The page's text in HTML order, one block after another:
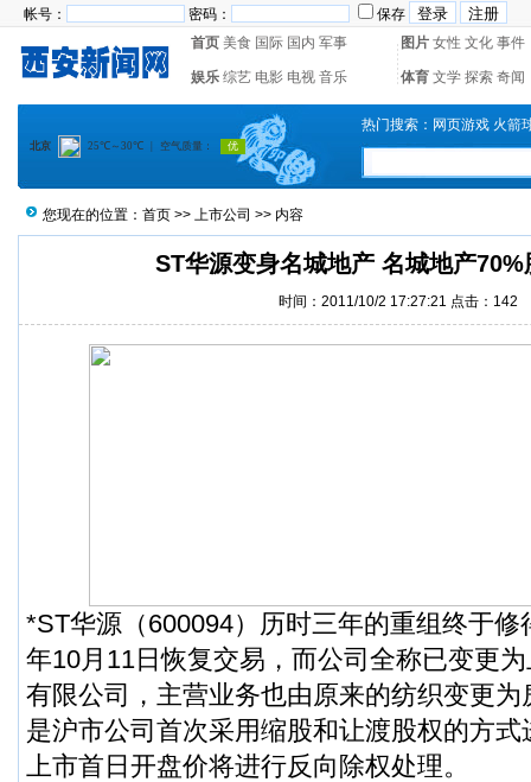
帐号： 密码：
保存
首页 美食 国际 国内 军事 图片 女性 文化 事件
娱乐 综艺 电影 电视 音乐 体育 文学 探索 奇闻
热门搜索： 网页游戏 火箭
您现在的位置： 首页 >> 上市公司 >> 内容
ST华源变身名城地产 名城地产70%
时间：2011/10/2 17:27:21 点击： 142
*ST华源 （600094）历时三年的重组终于
年10月11日恢复交易，而公司全称已变更
有限公司，主营业务也由原来的纺织变更
是沪市公司首次采用缩股和让渡股权的方
上市首日开盘价将进行反向除权处理。